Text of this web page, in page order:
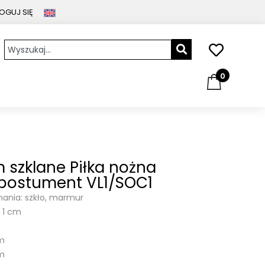
SIĘ
0
szklane Piłka nożna
VL1/SOC1
szkło, marmur
1 cm